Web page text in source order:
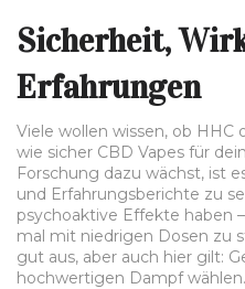
Sicherheit,
Erfahrungen
Viele wollen wissen, ob
wie sicher CBD Vapes für
Forschung dazu wächst, ist
und Erfahrungsberichte zu
psychoaktive Effekte haben
mal mit niedrigen Dosen zu
gut aus, aber auch hier gilt:
hochwertigen Dampf wählen.